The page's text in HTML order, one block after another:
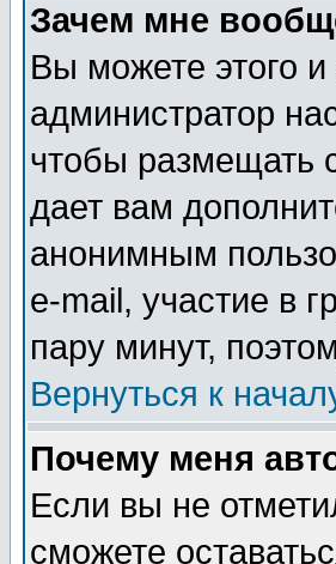
Зачем мне
Вы можете этого и
администратор
чтобы размещать
дает вам
анонимным
e-mail, участие в
пару минут,
Вернуться к
Почему меня
Если вы не
сможете